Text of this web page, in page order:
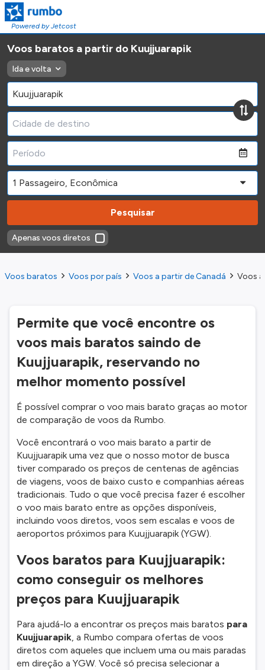
Powered by Jetcost
Voos baratos a partir do Kuujjuarapik
Ida e volta
Pesquisar
Apenas voos diretos
Voos baratos Voos por país Voos a partir de Canadá Voos
Permite que você encontre os
voos mais baratos saindo de
Kuujjuarapik, reservando no
melhor momento possível
É possível comprar o voo mais barato graças ao motor
de comparação de voos da Rumbo.
Você encontrará o voo mais barato a partir de
Kuujjuarapik uma vez que o nosso motor de busca
tiver comparado os preços de centenas de agências
de viagens, voos de baixo custo e companhias aéreas
tradicionais. Tudo o que você precisa fazer é escolher
o voo mais barato entre as opções disponíveis,
incluindo voos diretos, voos sem escalas e voos de
aeroportos próximos para Kuujjuarapik (YGW).
Voos baratos para Kuujjuarapik:
como conseguir os melhores
preços para Kuujjuarapik
Para ajudá-lo a encontrar os preços mais baratos para
Kuujjuarapik, a Rumbo compara ofertas de voos
diretos com aqueles que incluem uma ou mais paradas
em direção a YGW. Você só precisa selecionar a